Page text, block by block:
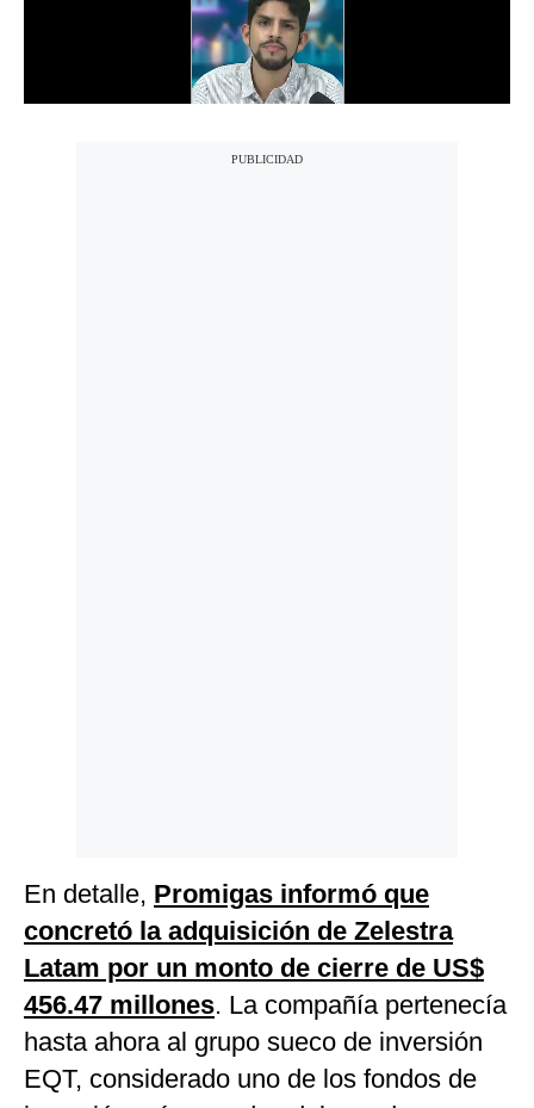
Cookies
En detalle, Promigas informó que
concretó la adquisición de Zelestra
Latam por un monto de cierre de US$
456.47 millones. La compañía pertenecía
hasta ahora al grupo sueco de inversión
EQT, considerado uno de los fondos de